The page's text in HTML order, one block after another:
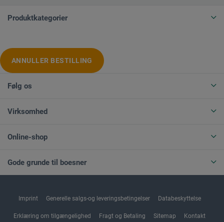
Produktkategorier
ANNULLER BESTILLING
Følg os
Virksomhed
Online-shop
Gode grunde til boesner
Imprint Generelle salgs-og leveringsbetingelser Databeskyttelse
Erklæring om tilgængelighed Fragt og Betaling Sitemap Kontakt